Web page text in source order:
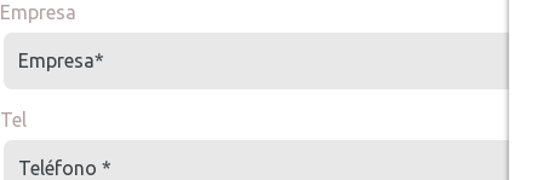
Empresa
Tel